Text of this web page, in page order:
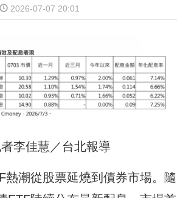
2026-07-07 20:01
李佳慧／台北報導
熱潮從股票延燒到債券市場。隨